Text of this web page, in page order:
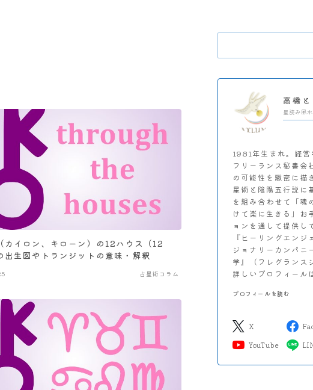
カイロン、キローン）の12ハウス（12
出生図やトランジットの意味・解釈
占星術コラム
高橋と
星読み風
1981年生まれ。経
フリーランス秘書会
の可能性を緻密に描
星術と陰陽五行説に
を組み合わせて「魂
けて楽に生きる」お
ョンを通して提供し
『ヒーリングエンジ
ジョナリーカンパニ
学』（フレグランス
詳しいプロフィール
プロフィールを読む
X
YouTube